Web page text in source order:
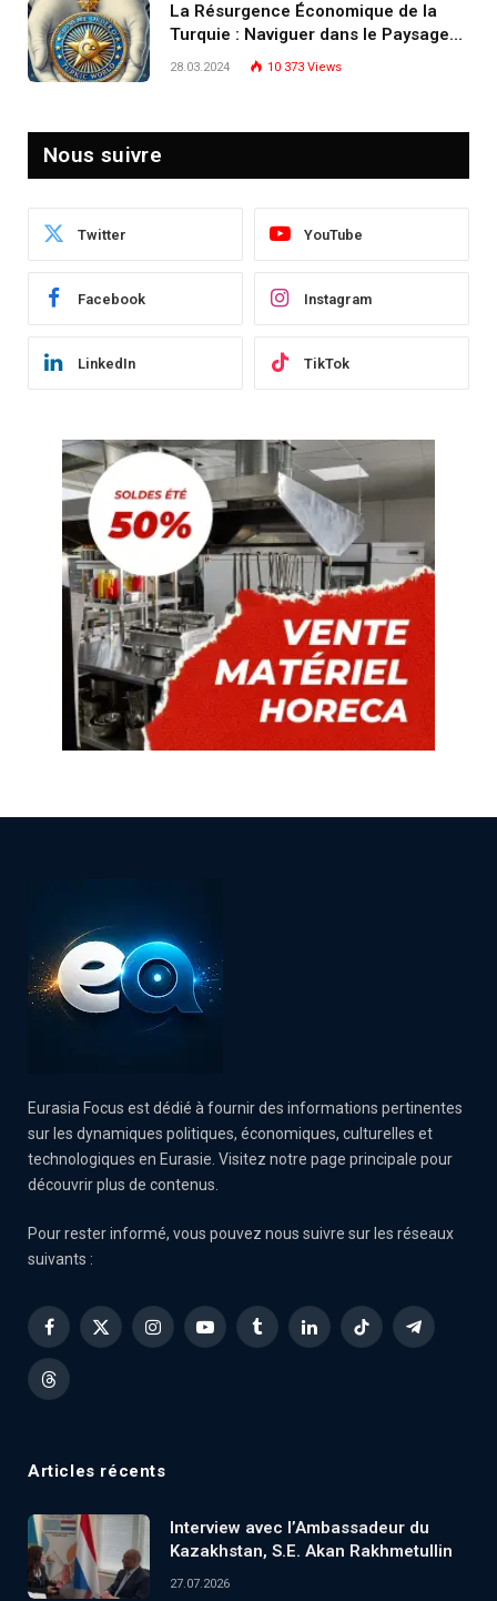
La Résurgence Économique de la
Turquie : Naviguer dans le Paysage
Post-Crise
28.03.2024 10 373 Views
Nous suivre
Twitter YouTube
Facebook Instagram
LinkedIn TikTok
Eurasia Focus est dédié à fournir des informations pertinentes
sur les dynamiques politiques, économiques, culturelles et
technologiques en Eurasie. Visitez notre page principale pour
découvrir plus de contenus.
Pour rester informé, vous pouvez nous suivre sur les réseaux
suivants :
Facebook
X
InstagramYouTubeTumblrLinkedInTikTok Telegram
Threads
Articles récents
Interview avec l’Ambassadeur du
Kazakhstan, S.E. Akan Rakhmetullin
27.07.2026